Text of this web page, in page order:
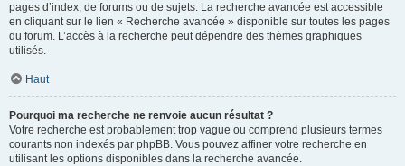
pages d’index, de forums ou de sujets. La recherche avancée est accessible
en cliquant sur le lien « Recherche avancée » disponible sur toutes les pages
du forum. L’accès à la recherche peut dépendre des thèmes graphiques
utilisés.
Haut
Pourquoi ma recherche ne renvoie aucun résultat ?
Votre recherche est probablement trop vague ou comprend plusieurs termes
courants non indexés par phpBB. Vous pouvez affiner votre recherche en
utilisant les options disponibles dans la recherche avancée.